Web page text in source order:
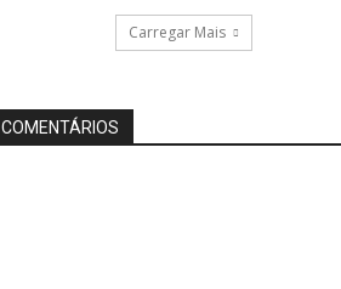
Carregar Mais
COMENTÁRIOS